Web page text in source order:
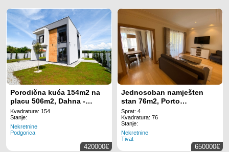
Porodična kuća 154m2 na
placu 506m2, Dahna -
Podgorica
Kvadratura: 154
Stanje:
Nekretnine
Podgorica
420000€
Jednosoban namješten
stan 76m2, Porto
Montenegro - Tivat
Sprat: 4
Kvadratura: 76
Stanje:
Nekretnine
Tivat
650000€